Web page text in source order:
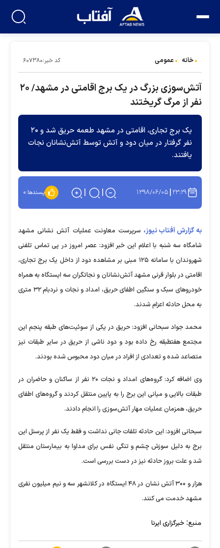
خانه عمومی کد خبر:۶۰۷۳۸۰
آتش‌سوزی بزرگ در یک برج اقامتی در مشهد/ ۲۰
نفر از مرگ گریختند
یک برج تجاری، اقامتی در مشهد طعمه حریق شد و ۲۰
نفر گرفتار در میان دود و آتش توسط آتش‌نشانان نجات
یافتند.
۲۳:۲۹ ۱۳۹۸/۰۶/۰۵ پسندها:۰
به گزارش آفتاب نیوز، سرپرست معاونت عملیات آتش نشانی مشهد
شامگاه سه شنبه با اعلام این خبر افزود: عصر امروز در پی تماس تلفنی
شهروندان با سامانه ۱۲۵ مبنی بر مشاهده دود از داخل یک برج تجاری،
اقامتی در بلوار قرنی مشهد آتش‌نشانان و نجاتگران سه ایستگاه به همراه
خودروهای سبک و سنگین اطفای حریق، امداد و نجات و نردبام ۳۲ متری
به محل حادثه اعزام شدند.
محمد جواد سبحانی افزود: حریق در یکی از سوئیت‌های طبقه پنجم این
مجتمع هفتطبقه رخ داده بود و دود ناشی از حریق در سایر طبقات نیز
متصاعد شده و تعدادی از افراد در میان دود محبوس شده بودند.
وی اضافه کرد: گروه‌های امداد و نجات ۲۰ نفر از ساکنان و حاضران در
طبقات بالایی و میانی این برج را به پایین منتقل کردند و گروه‌های اطفای
حریق، همزمان عملیات مهار آتش‌سوزی را انجام دادند.
سبحانی افزود: این حادثه تلفات جانی نداشت و فقط یک نفر از پرسنل این
برج به دلیل سوزش چشم و تنگی نفس برای مداوا به بیمارستان منتقل
شد و علت بروز حادثه نیز در دست بررسی است.
هزار و ۳۰۰ آتش نشان در ۴۸ ایستگاه در کلانشهر سه و نیم میلیون نفری
مشهد خدمت می کنند.
منبع: خبرگزاری ایرنا